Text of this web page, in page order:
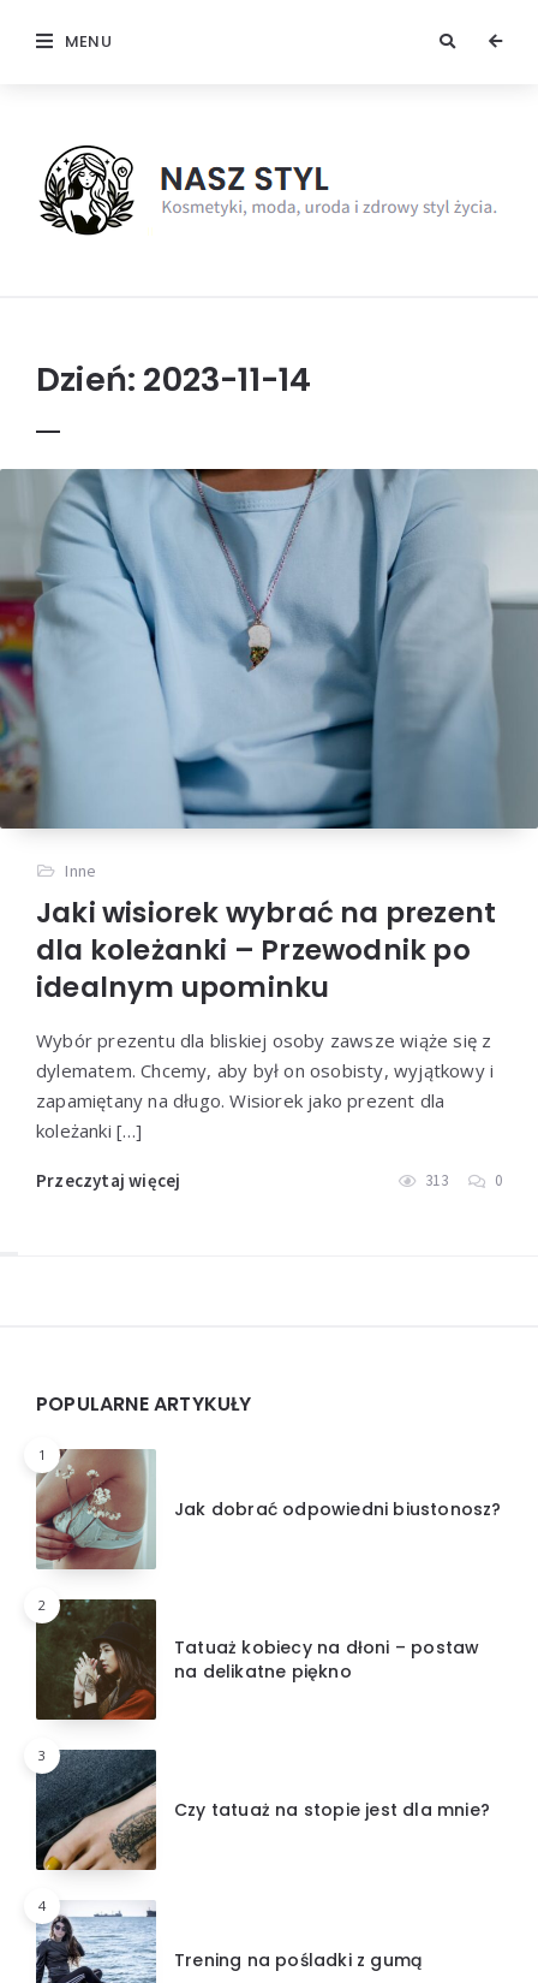
MENU
Dzień: 2023-11-14
Inne
Jaki wisiorek wybrać na prezent
dla koleżanki – Przewodnik po
idealnym upominku
Wybór prezentu dla bliskiej osoby zawsze wiąże się z
dylematem. Chcemy, aby był on osobisty, wyjątkowy i
zapamiętany na długo. Wisiorek jako prezent dla
koleżanki […]
Przeczytaj więcej 313 0
POPULARNE ARTYKUŁY
1
Jak dobrać odpowiedni biustonosz?
2
Tatuaż kobiecy na dłoni – postaw
na delikatne piękno
3
Czy tatuaż na stopie jest dla mnie?
4
Trening na pośladki z gumą